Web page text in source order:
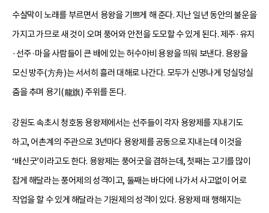
수살막이 노래를 부르면서 용왕을 기쁘게 해 준다. 지난 일년 동안의 불운을
가지고 가므로 새 것이 오며 풍어와 안전을 도모할 수 있게 된다. 제주·유지
·선주·마을 사람들이 큰 배에 있는 허수아비 용왕을 띄워 보낸다. 용왕을
모신 방주(方舟)는 서서히 흘러 대해로 나간다. 모두가 신명나게 덩실덩실
춤을 추며 용기(龍旗) 주위를 돈다.
강원도 속초시 청호동 용왕제에서는 선주들이 각자 용왕제를 지내기도
하고, 어촌계의 주관으로 3년마다 용왕제를 공동으로 지내는데 이것을
‘배신굿’이라고도 한다. 용왕제는 풍어굿을 겸하는데, 첫째는 고기를 많이
잡게 해달라는 풍어제의 성격이고, 둘째는 바다에 나가서 사고없이 어로
작업을 할 수 있게 해달라는 기원제의 성격이 있다. 용왕제 때 행해지는